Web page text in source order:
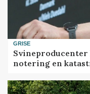
GRISE
Svineproducenter
notering en